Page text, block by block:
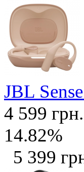
JBL
4 599 грн.
14.82%
5 399